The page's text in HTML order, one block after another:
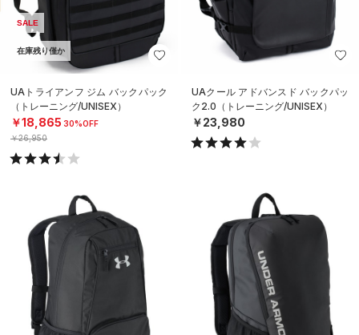
SALE
在庫残り僅か
UAトライアンフ ジム バックパック
（トレーニング/UNISEX）
￥18,865 30%OFF
￥26,950
UAクール アドバンスド バックパッ
ク2.0（トレーニング/UNISEX）
￥23,980